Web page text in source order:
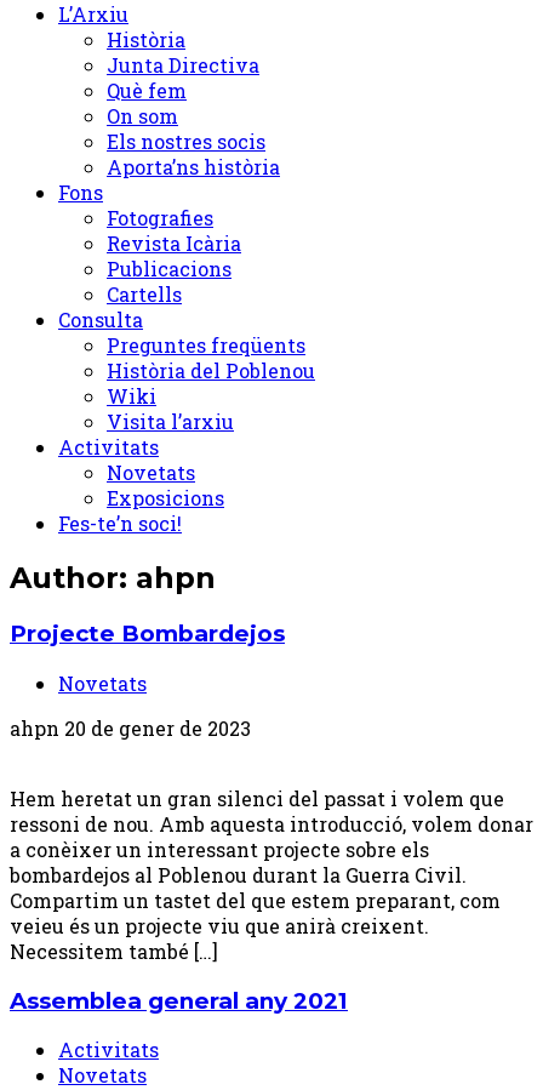
L’Arxiu
Història
Junta Directiva
Què fem
On som
Els nostres socis
Aporta’ns història
Fons
Fotografies
Revista Icària
Publicacions
Cartells
Consulta
Preguntes freqüents
Història del Poblenou
Wiki
Visita l’arxiu
Activitats
Novetats
Exposicions
Fes-te’n soci!
Author: ahpn
Projecte Bombardejos
Novetats
ahpn 20 de gener de 2023
Hem heretat un gran silenci del passat i volem que
ressoni de nou. Amb aquesta introducció, volem donar
a conèixer un interessant projecte sobre els
bombardejos al Poblenou durant la Guerra Civil.
Compartim un tastet del que estem preparant, com
veieu és un projecte viu que anirà creixent.
Necessitem també […]
Assemblea general any 2021
Activitats
Novetats